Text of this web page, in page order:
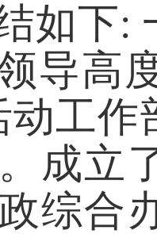
如下:
导高
动工作
成立
综合